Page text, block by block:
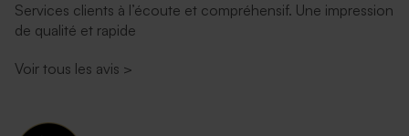
Services clients à l’écoute et compréhensif. Une impression
de qualité et rapide
Voir tous les avis >